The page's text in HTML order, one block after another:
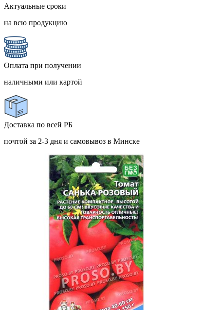
Актуальные сроки
на всю продукцию
Оплата при получении
наличными или картой
Доставка по всей РБ
почтой за 2-3 дня и самовывоз в Минске